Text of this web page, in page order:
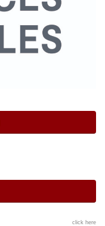
click here